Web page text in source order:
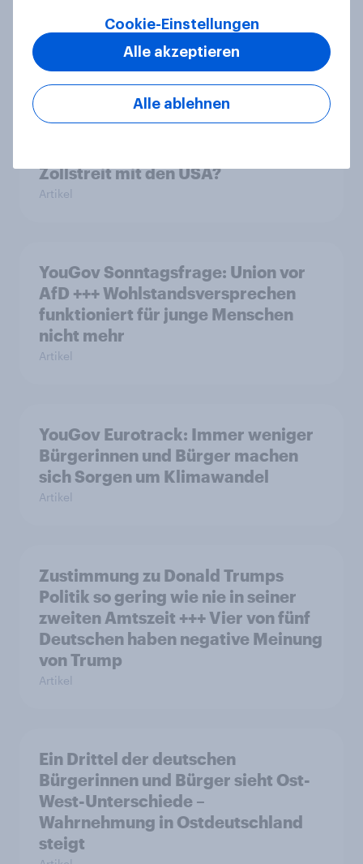
wichtigste Ereignisse
Zollstreit mit den USA?
Artikel
YouGov Sonntagsfrage: Union vor
AfD +++ Wohlstandsversprechen
funktioniert für junge Menschen
nicht mehr
Artikel
YouGov Eurotrack: Immer weniger
Bürgerinnen und Bürger machen
sich Sorgen um Klimawandel
Artikel
Zustimmung zu Donald Trumps
Politik so gering wie nie in seiner
zweiten Amtszeit +++ Vier von fünf
Deutschen haben negative Meinung
von Trump
Artikel
Ein Drittel der deutschen
Bürgerinnen und Bürger sieht Ost-
West-Unterschiede –
Wahrnehmung in Ostdeutschland
steigt
Cookie-Einstellungen
Alle ablehnen
Alle akzeptieren